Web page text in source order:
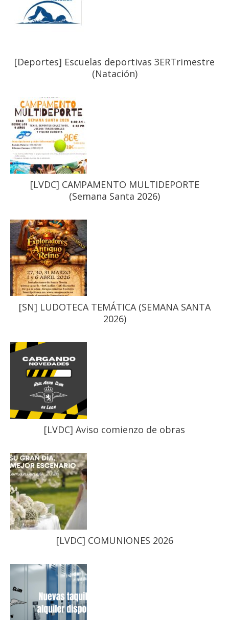
[Deportes] Escuelas deportivas 3ERTrimestre
(Natación)
[LVDC] CAMPAMENTO MULTIDEPORTE
(Semana Santa 2026)
[SN] LUDOTECA TEMÁTICA (SEMANA SANTA
2026)
[LVDC] Aviso comienzo de obras
[LVDC] COMUNIONES 2026